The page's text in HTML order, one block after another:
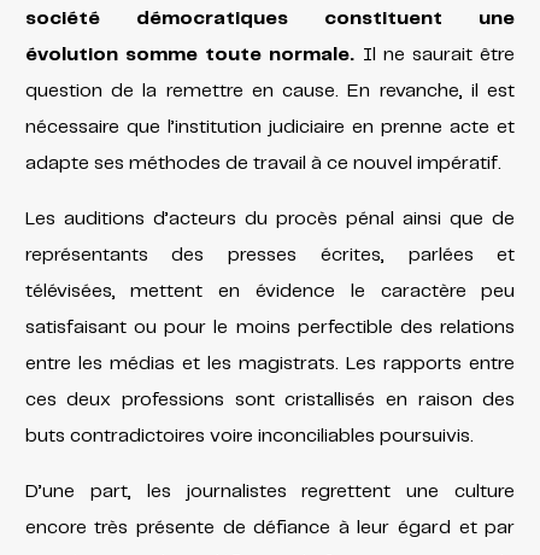
société démocratiques constituent une
évolution somme toute normale. Il ne saurait être
question de la remettre en cause. En revanche, il est
nécessaire que l’institution judiciaire en prenne acte et
adapte ses méthodes de travail à ce nouvel impératif.
Les auditions d’acteurs du procès pénal ainsi que de
représentants des presses écrites, parlées et
télévisées, mettent en évidence le caractère peu
satisfaisant ou pour le moins perfectible des relations
entre les médias et les magistrats. Les rapports entre
ces deux professions sont cristallisés en raison des
buts contradictoires voire inconciliables poursuivis.
D’une part, les journalistes regrettent une culture
encore très présente de défiance à leur égard et par